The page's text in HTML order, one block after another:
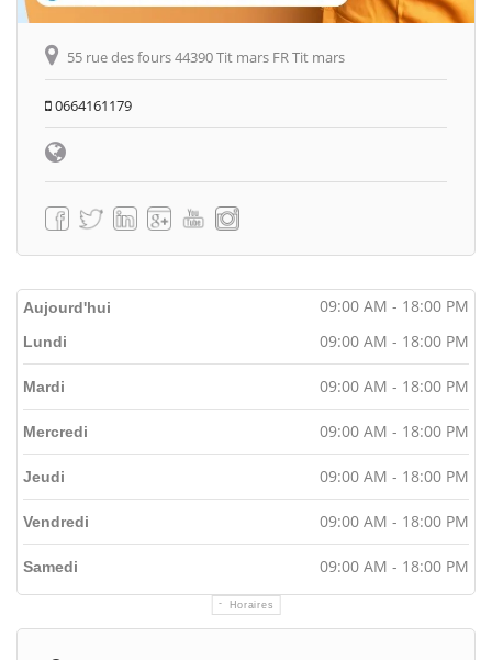
55 rue des fours 44390 Tit mars FR Tit mars
0664161179
Aujourd'hui 09:00 AM - 18:00 PM
Horaires
Lundi 09:00 AM - 18:00 PM
Mardi 09:00 AM - 18:00 PM
Mercredi 09:00 AM - 18:00 PM
Jeudi 09:00 AM - 18:00 PM
Vendredi 09:00 AM - 18:00 PM
Samedi 09:00 AM - 18:00 PM